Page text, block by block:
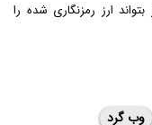
ارز رمزنگاری شده را
وب گرد